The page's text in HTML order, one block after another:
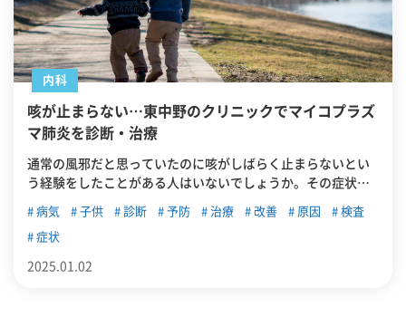
内科
咳が止まらない…東中野のクリニックでマイコプラズ
マ肺炎を診断・治療
通常の風邪だと思っていたのに咳がしばらく止まらないとい
う経験をしたことがある人はいないでしょうか。その症状は
イコプラズマ肺炎の概要について解説したうえで、東中野で
マイコプラズマ肺炎の診断・治療が可能なクリニックを紹介
します。
病気 子供 診断 予防 治療 改善 原因 検査
症状
2025.01.02